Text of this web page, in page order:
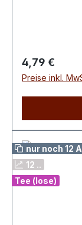
Tasse, mit
Minuten
Regulärer
4,79 €
Preise inkl.
nur noch 12
12 ..
Tee (lose)